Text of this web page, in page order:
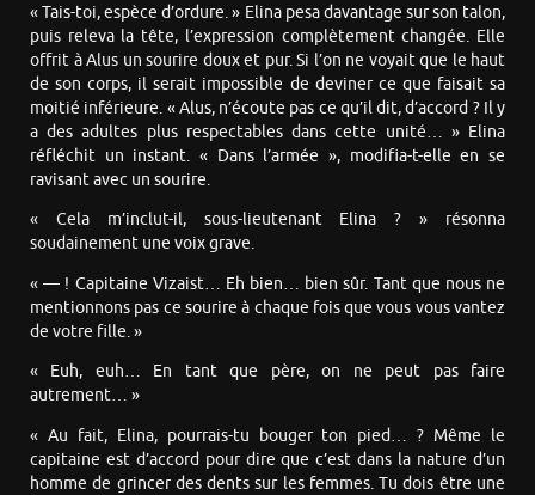
« Tais-toi, espèce d’ordure. » Elina pesa davantage sur son talon,
puis releva la tête, l’expression complètement changée. Elle
offrit à Alus un sourire doux et pur. Si l’on ne voyait que le haut
de son corps, il serait impossible de deviner ce que faisait sa
moitié inférieure. « Alus, n’écoute pas ce qu’il dit, d’accord ? Il y
a des adultes plus respectables dans cette unité… » Elina
réfléchit un instant. « Dans l’armée », modifia-t-elle en se
ravisant avec un sourire.
« Cela m’inclut-il, sous-lieutenant Elina ? » résonna
soudainement une voix grave.
« — ! Capitaine Vizaist… Eh bien… bien sûr. Tant que nous ne
mentionnons pas ce sourire à chaque fois que vous vous vantez
de votre fille. »
« Euh, euh… En tant que père, on ne peut pas faire
autrement… »
« Au fait, Elina, pourrais-tu bouger ton pied… ? Même le
capitaine est d’accord pour dire que c’est dans la nature d’un
homme de grincer des dents sur les femmes. Tu dois être une